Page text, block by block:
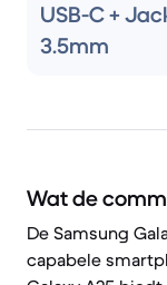
USB-C +
3.5mm
Wat de
De Samsung
capabele